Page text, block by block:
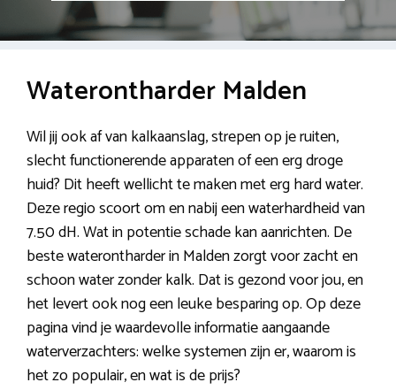
Waterontharder Malden
Wil jij ook af van kalkaanslag, strepen op je ruiten,
slecht functionerende apparaten of een erg droge
huid? Dit heeft wellicht te maken met erg hard water.
Deze regio scoort om en nabij een waterhardheid van
7.50 dH. Wat in potentie schade kan aanrichten. De
beste waterontharder in Malden zorgt voor zacht en
schoon water zonder kalk. Dat is gezond voor jou, en
het levert ook nog een leuke besparing op. Op deze
pagina vind je waardevolle informatie aangaande
waterverzachters: welke systemen zijn er, waarom is
het zo populair, en wat is de prijs?